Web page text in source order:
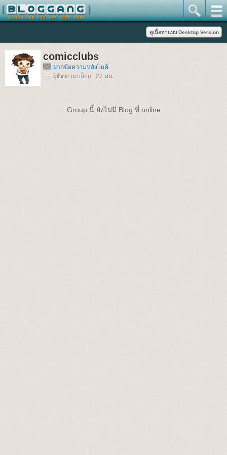
comicclubs
ฝากข้อความหลังไมค์
ผู้ติดตามบล็อก : 27 คน
Group นี้ ยังไม่มี Blog ที่ online